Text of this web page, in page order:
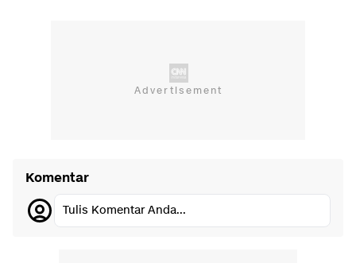
Komentar
Tulis Komentar Anda...